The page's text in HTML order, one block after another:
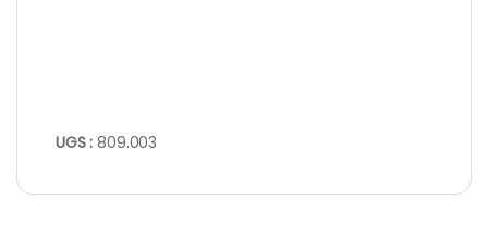
UGS :809.003